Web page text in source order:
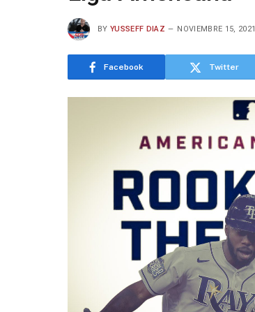
BY YUSSEFF DIAZ NOVIEMBRE 15, 2021
Facebook Twitter